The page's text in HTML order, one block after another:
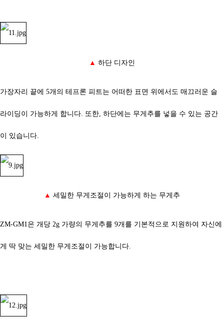
▲ 하단 디자인
가장자리 끝에 5개의 테프론 피트는 어떠한 표면 위에서도 매끄러운 슬
라이딩이 가능하게 합니다. 또한, 하단에는 무게추를 넣을 수 있는 공간
이 있습니다.
▲ 세밀한 무게조절이 가능하게 하는 무게추
ZM-GM1은 개당 2g 가량의 무게추를 9개를 기본적으로 지원하여 자신에
게 딱 맞는 세밀한 무게조절이 가능합니다.